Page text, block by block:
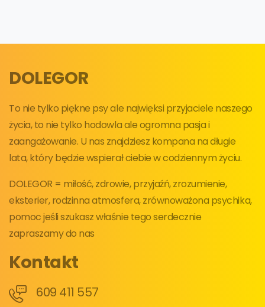
DOLEGOR
To nie tylko piękne psy ale najwięksi przyjaciele naszego
życia, to nie tylko hodowla ale ogromna pasja i
zaangażowanie. U nas znajdziesz kompana na długie
lata, który będzie wspierał ciebie w codziennym życiu.
DOLEGOR = miłość, zdrowie, przyjaźń, zrozumienie,
eksterier, rodzinna atmosfera, zrównoważona psychika,
pomoc jeśli szukasz właśnie tego serdecznie
zapraszamy do nas
Kontakt
609 411 557